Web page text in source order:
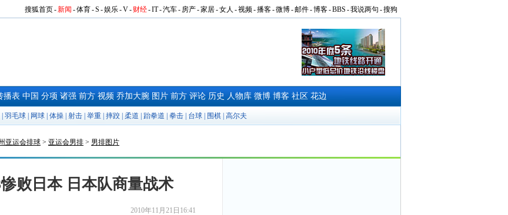
搜狐首页-新闻 -体育-S -娱乐-V- 财经-IT-汽车- 房产-家居-女人 -视频-播客-微博-邮件-博客-BBS -我说两句 -搜狗
播表 中国 分项 诸强 前方 视频 乔加大腕 图片 前方 评论 历史 人物库 微博 博客 社区 花边
羽毛球 网球 体操 射击 举重 摔跤 柔道 跆拳道 拳击 台球 围棋 高尔夫
亚运会排球 > 亚运会男排 > 男排图片
败日本 日本队商量战术
2010年11月21日16:41